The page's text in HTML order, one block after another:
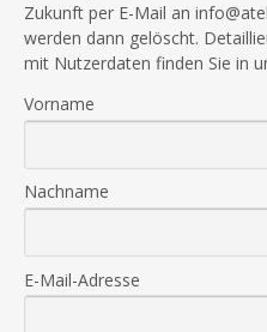
Zukunft per E-Mail an
werden dann gelöscht.
mit Nutzerdaten finden Sie in
Vorname
Nachname
E-Mail-Adresse